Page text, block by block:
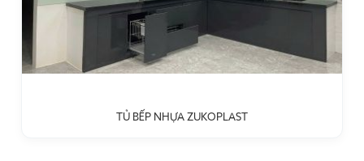
TỦ BẾP NHỰA ZUKOPLAST